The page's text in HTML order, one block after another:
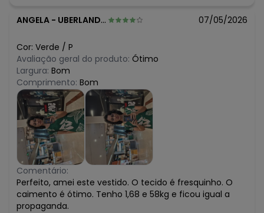
ANGELA - UBERLANDIA - MG 07/05/2026
Cor: Verde / P
Avaliação geral do produto: Ótimo
Largura: Bom
Comprimento: Bom
Comentário:
Perfeito, amei este vestido. O tecido é fresquinho. O
caimento é ótimo. Tenho 1,68 e 58kg e ficou igual a
propaganda.